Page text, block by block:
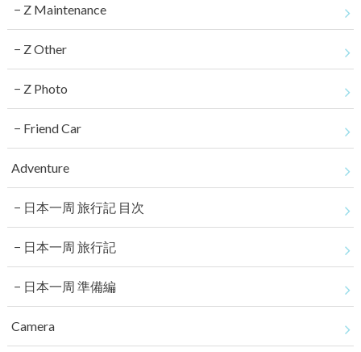
Z Maintenance
Z Other
Z Photo
Friend Car
Adventure
日本一周 旅行記 目次
日本一周 旅行記
日本一周 準備編
Camera